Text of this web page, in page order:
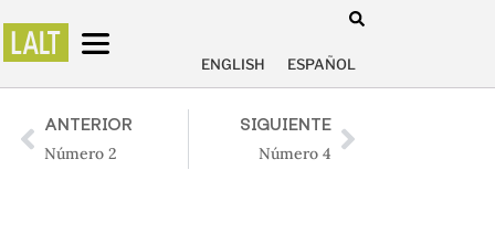
ENGLISH ESPAÑOL
ANTERIOR
Número 2
SIGUIENTE
Número 4